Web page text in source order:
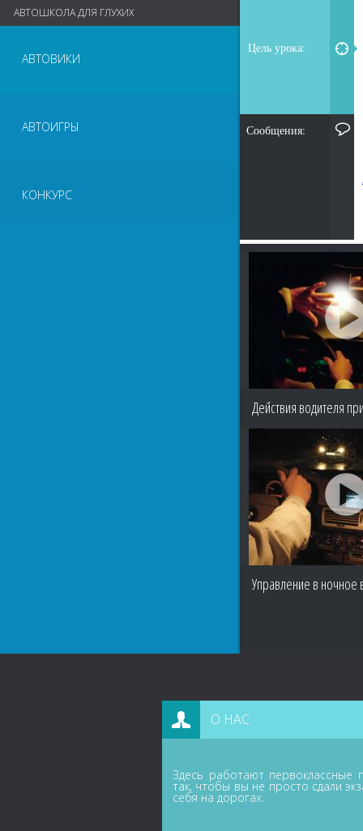
АВТОШКОЛА ДЛЯ ГЛУХИХ
АВТОВИКИ
АВТОИГРЫ
КОНКУРС
Цель урока:
Сообщения:
Действия водителя
Управление в ночное
О НАС
Здесь работают первоклассные
так, чтобы вы не просто сдали
себя на дорогах.